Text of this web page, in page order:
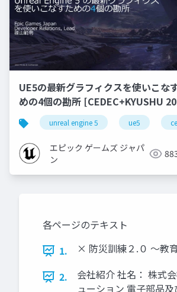
UE5の最新グラフィクスを使いこな
めの4個の勘所 [CEDEC+KYUSHU
unreal engine 5 ue5
エピック ゲームズ ジャパ
ン
各ページのテキスト
1.
× 防災訓練２.０ 〜教
2.
会社紹介 社名： 株式
ューション 電子部品